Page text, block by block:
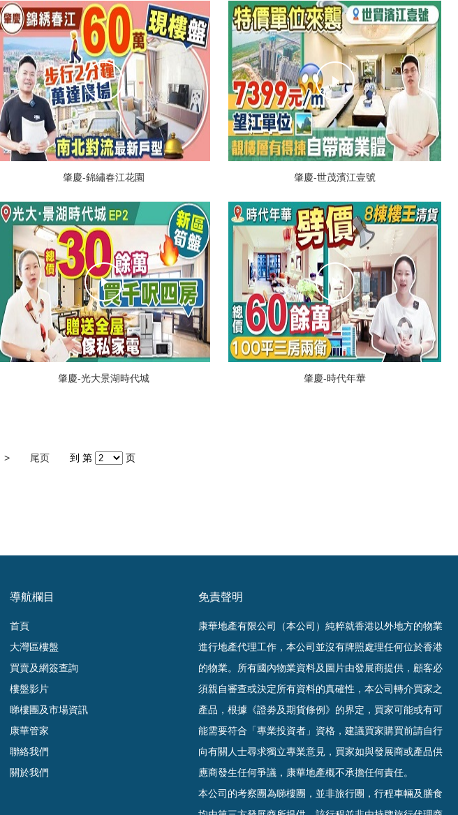
肇慶-錦繡春江花園 肇慶-世茂濱江壹號
肇慶-光大景湖時代城 肇慶-時代年華
> 尾页 到 第 页
導航欄目
首頁
大灣區樓盤
買賣及網簽查詢
樓盤影片
睇樓團及市場資訊
康華管家
聯絡我們
關於我們
免責聲明
康華地產有限公司（本公司）純粹就香港以外地方的物業
進行地產代理工作，本公司並沒有牌照處理任何位於香港
的物業。 所有國內物業資料及圖片由發展商提供，顧客必
須親自審查或決定所有資料的真確性 ， 本公司轉介買家之
產品，根據《證劵及期貨條例》的界定，買家可能或有可
能需要符合「專業投資者」資格，建議買家購買前請自行
向有關人士尋求獨立專業意見，買家如與發展商或產品供
應商發生任何爭議，康華地產概不承擔任何責任。
本公司的考察團為睇樓團，並非旅行團，行程車輛及膳食